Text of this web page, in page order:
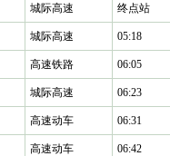
城际高速 终点站
城际高速 05:18
高速铁路 06:05
城际高速 06:23
高速动车 06:31
高速动车 06:42